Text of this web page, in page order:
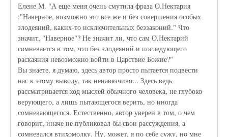
Елене М. "А еще меня очень смутила фраза О.Нектария
:"Наверное, возможно это все же и без совершения особых
злодеяний, каких-то исключительных беззаконий." Что
значит, "Наверное"? Не значит ли, что сам О.Нектарий
сомневается в том, что без злодеяний и последующего
раскаяния невозможно войти в Царствие Божие?"
Вы знаете, я думаю, здесь автор просто пытается подвести
нас к этому выводу, так ненавязчиво... Здесь ведь
рассматривается ход мыслей обычного человека, не глубоко
верующего, а лишь пытающегося верить, но иногда
сомневающегося. Естественно, автор уверен в том, о чем
говорит, иначе не публиковал бы свои рассуждения, а
сомневался втихомолку. Ну, может, я по себе сужу, но мне